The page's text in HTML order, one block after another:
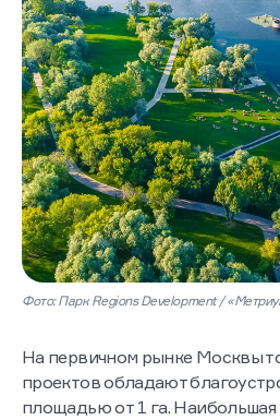
Фото: Парк Regions Development /
На первичном рынке Москвы
проектов обладают
площадью от 1 га.